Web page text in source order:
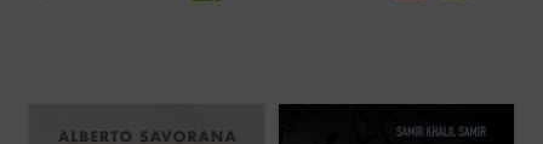
joven sacerdote italiano se da cuenta de
significativos acontecimientos --conflictos